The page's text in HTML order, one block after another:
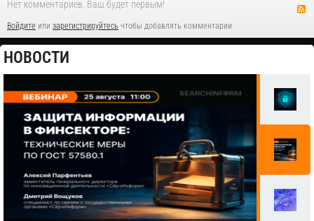
Нет комментариев. Ваш будет первым!
Войдите или зарегистрируйтесь чтобы добавлять комментарии
НОВОСТИ